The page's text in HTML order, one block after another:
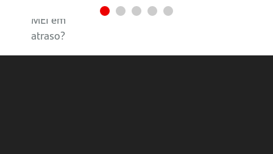
MEI em
atraso?